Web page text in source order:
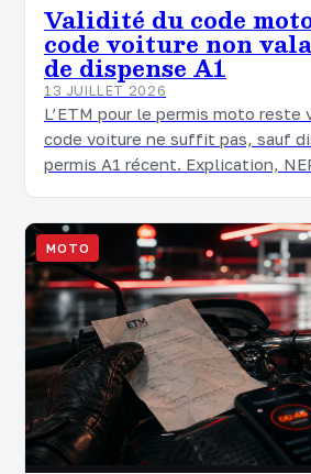
Validité du code
code voiture non
de dispense A1
13 JUILLET 2026
L’ETM pour le permis moto reste
code voiture ne suffit pas, sauf
permis A1 récent. Explication,
MOTO